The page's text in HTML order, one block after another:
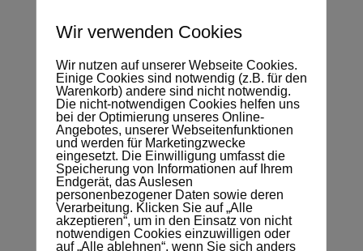
Wir verwenden Cookies
Wir nutzen auf unserer Webseite Cookies.
Einige Cookies sind notwendig (z.B. für den
Warenkorb) andere sind nicht notwendig.
Die nicht-notwendigen Cookies helfen uns
bei der Optimierung unseres Online-
Angebotes, unserer Webseitenfunktionen
und werden für Marketingzwecke
eingesetzt. Die Einwilligung umfasst die
Speicherung von Informationen auf Ihrem
Endgerät, das Auslesen
personenbezogener Daten sowie deren
Verarbeitung. Klicken Sie auf „Alle
akzeptieren“, um in den Einsatz von nicht
notwendigen Cookies einzuwilligen oder
auf „Alle ablehnen“, wenn Sie sich anders